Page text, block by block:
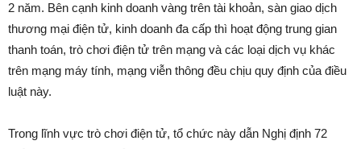
2 năm. Bên cạnh kinh doanh vàng trên tài khoản, sàn giao dịch
thương mại điện tử, kinh doanh đa cấp thì hoạt động trung gian
thanh toán, trò chơi điện tử trên mạng và các loại dịch vụ khác
trên mạng máy tính, mạng viễn thông đều chịu quy định của điều
luật này.
Trong lĩnh vực trò chơi điện tử, tổ chức này dẫn Nghị định 72